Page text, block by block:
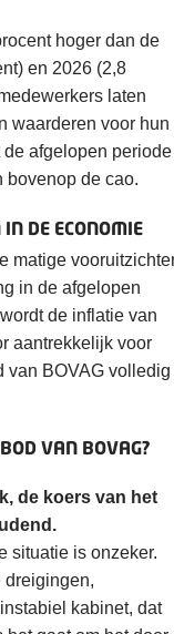
hoger dan de
en 2026 (2,8
laten
waarderen voor hun
afgelopen periode
bovenop de cao.
DE ECONOMIE
matige
in de afgelopen
de inflatie van
aantrekkelijk voor
van BOVAG volledig
VAN BOVAG?
de koers van het
situatie is onzeker.
dreigingen,
kabinet, dat